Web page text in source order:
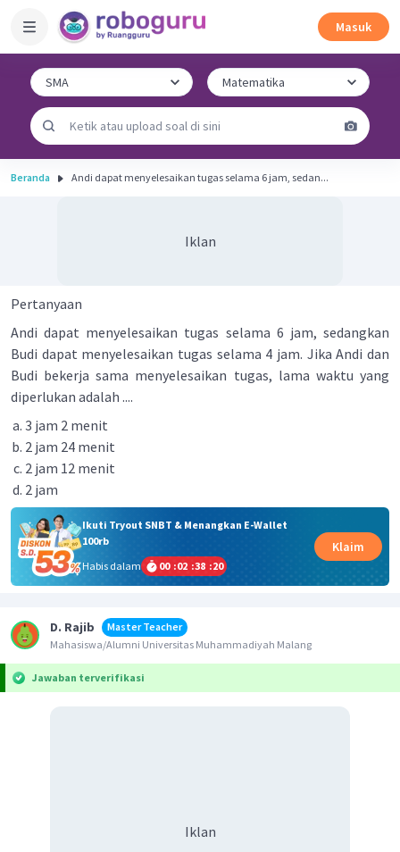
Masuk
Beranda Andi dapat menyelesaikan tugas selama 6 jam, sedan...
Iklan
Pertanyaan
Andi dapat menyelesaikan tugas selama 6 jam, sedangkan
Budi dapat menyelesaikan tugas selama 4 jam. Jika Andi dan
Budi bekerja sama menyelesaikan tugas, lama waktu yang
diperlukan adalah ....
3 jam 2 menit
2 jam 24 menit
2 jam 12 menit
2 jam
Ikuti Tryout SNBT & Menangkan E-Wallet
100rb
Habis dalam
00 :02 :38 :20
Klaim
D. Rajib
Master Teacher
Mahasiswa/Alumni Universitas Muhammadiyah Malang
Jawaban terverifikasi
Iklan